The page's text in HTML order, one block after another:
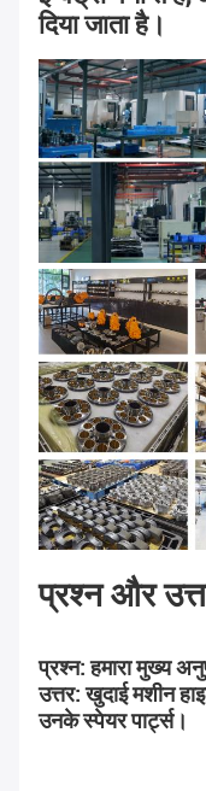
दिया जाता है।
प्रश्न और
प्रश्न: हमारा मुख्य
उत्तर: खुदाई मशीन
उनके स्पेयर पार्ट्स।